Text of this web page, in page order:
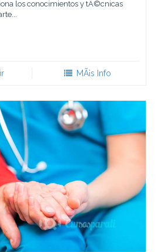
los conocimientos y tÃ©cnicas
MÃ¡s Info